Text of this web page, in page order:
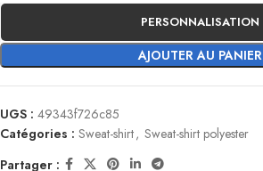
AJOUTER AU PANIER
PERSONNALISATION
UGS : 49343f726c85
Catégories : Sweat-shirt, Sweat-shirt polyester
Partager :